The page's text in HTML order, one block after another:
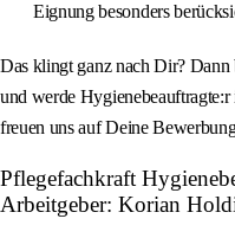
Eignung besonders
Das klingt ganz nach Dir?
und werde
freuen uns auf Deine
Pflegefachkraft
Arbeitgeber: Korian